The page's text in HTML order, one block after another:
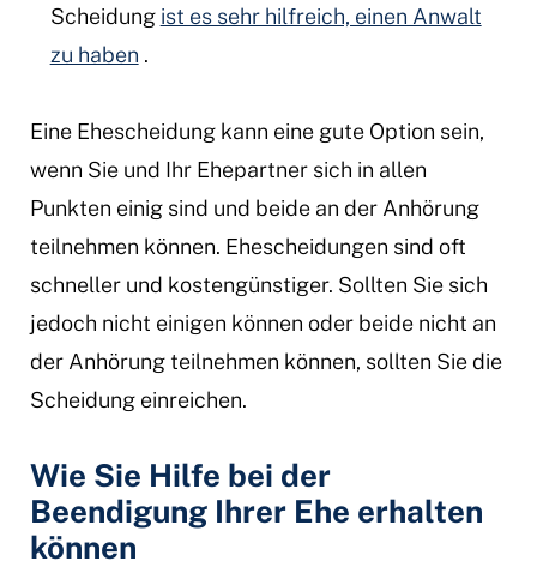
Scheidung ist es sehr hilfreich, einen Anwalt
zu haben .
Eine Ehescheidung kann eine gute Option sein,
wenn Sie und Ihr Ehepartner sich in allen
Punkten einig sind und beide an der Anhörung
teilnehmen können. Ehescheidungen sind oft
schneller und kostengünstiger. Sollten Sie sich
jedoch nicht einigen können oder beide nicht an
der Anhörung teilnehmen können, sollten Sie die
Scheidung einreichen.
Wie Sie Hilfe bei der
Beendigung Ihrer Ehe erhalten
können